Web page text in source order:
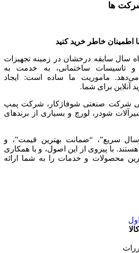
ها
اطمینان خاطر خرید کنید
سال سابقه درخشان در زمینه تجهیزات
و تاسیسات ساختمانی، به خدمت به
ماموریت ما ساده است: ایجاد
آنلاین برای شما.
شرکت صنعتی شوفاژکار، شرکت پمپ
شودر، لورچ و بسیاری از برندهای
سریع”، “ضمانت بهترین قیمت”، و
با پیروی از این اصول، و با همکاری
محصولات و خدمات را به شما ارائه